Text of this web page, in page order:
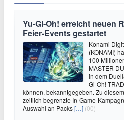
Yu‑Gi‑Oh! erreicht neuen
Feier‑Events gestartet
Konami
(KONAMI)
100
MASTER
in dem
Gi-Oh!
können, bekanntgegeben. Zu
zeitlich begrenzte In-Game-
Auswahl an Packs[…] (00)